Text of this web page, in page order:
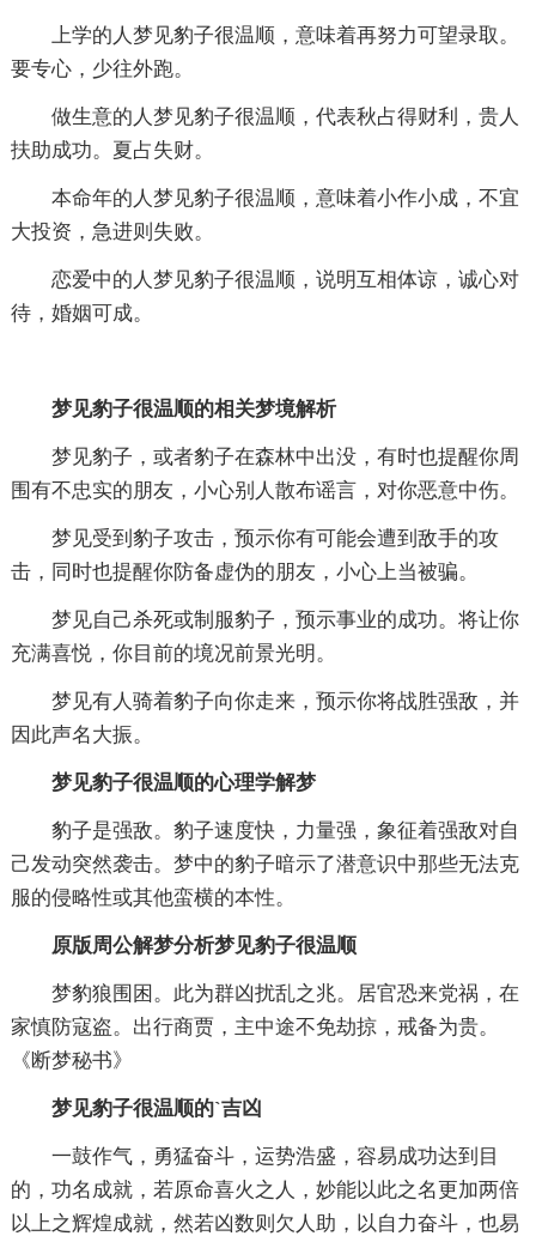
上学的人梦见豹子很温顺，意味着再努力可望录取。
要专心，少往外跑。
做生意的人梦见豹子很温顺，代表秋占得财利，贵人
扶助成功。夏占失财。
本命年的人梦见豹子很温顺，意味着小作小成，不宜
大投资，急进则失败。
恋爱中的人梦见豹子很温顺，说明互相体谅，诚心对
待，婚姻可成。
梦见豹子很温顺的相关梦境解析
梦见豹子，或者豹子在森林中出没，有时也提醒你周
围有不忠实的朋友，小心别人散布谣言，对你恶意中伤。
梦见受到豹子攻击，预示你有可能会遭到敌手的攻
击，同时也提醒你防备虚伪的朋友，小心上当被骗。
梦见自己杀死或制服豹子，预示事业的成功。将让你
充满喜悦，你目前的境况前景光明。
梦见有人骑着豹子向你走来，预示你将战胜强敌，并
因此声名大振。
梦见豹子很温顺的心理学解梦
豹子是强敌。豹子速度快，力量强，象征着强敌对自
己发动突然袭击。梦中的豹子暗示了潜意识中那些无法克
服的侵略性或其他蛮横的本性。
原版周公解梦分析梦见豹子很温顺
梦豹狼围困。此为群凶扰乱之兆。居官恐来党祸，在
家慎防寇盗。出行商贾，主中途不免劫掠，戒备为贵。
《断梦秘书》
梦见豹子很温顺的`吉凶
一鼓作气，勇猛奋斗，运势浩盛，容易成功达到目
的，功名成就，若原命喜火之人，妙能以此之名更加两倍
以上之辉煌成就，然若凶数则欠人助，以自力奋斗，也易